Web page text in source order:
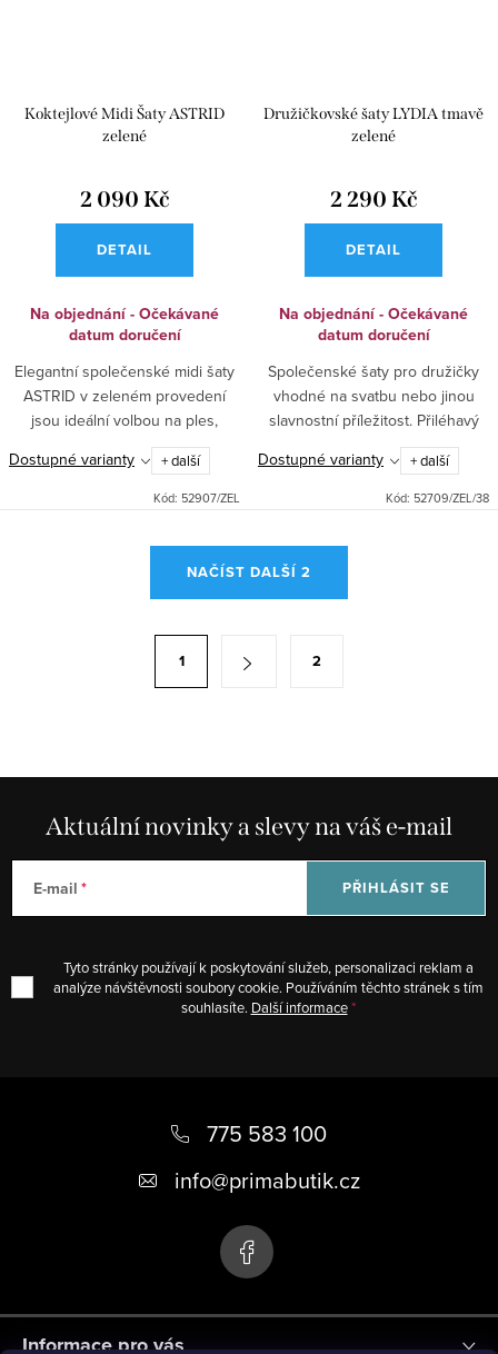
Koktejlové Midi Šaty ASTRID
zelené
2 090 Kč
DETAIL
Na objednání - Očekávané
datum doručení
Elegantní společenské midi šaty
ASTRID v zeleném provedení
jsou ideální volbou na ples,
svatbu i zahradní párty. Přiléhavý
top s výstřihem do V a dlouhé
rukávy zajišťují pohodlí...
Dostupné varianty + další
Kód: 52907/ZEL
Družičkovské šaty LYDIA tmavě
zelené
2 290 Kč
DETAIL
Na objednání - Očekávané
datum doručení
Společenské šaty pro družičky
vhodné na svatbu nebo jinou
slavnostní příležitost. Přiléhavý
top s výstřihem do V, dlouhá
sukně a odhalená záda. Elegantní
střih se zipovým...
Dostupné varianty + další
Kód: 52709/ZEL/38
p
NAČÍST DALŠÍ 2
v
n
1 2
Aktuální novinky a slevy na váš e-mail
E-mail
Tyto stránky používají k poskytování služeb, personalizaci reklam a
analýze návštěvnosti soubory cookie. Používáním těchto stránek s tím
souhlasíte. Další informace
PŘIHLÁSIT SE
775 583 100
info@primabutik.cz
Informace pro vás